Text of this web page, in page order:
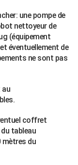
une pompe de
nettoyeur de
(équipement
éventuellement de
ne sont pas
au
coffret
tableau
mètres du